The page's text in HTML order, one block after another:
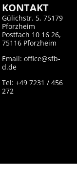
KONTAKT
Gülichstr. 5, 75179
Pforzheim
Postfach 10 16 26,
75116 Pforzheim
Email: office@sfb-
d.de
Tel: +49 7231 / 456
272